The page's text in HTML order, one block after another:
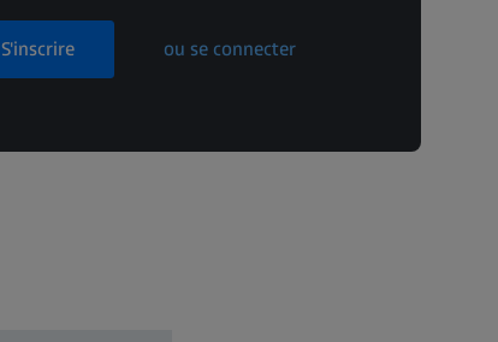
S'inscrire ou se connecter